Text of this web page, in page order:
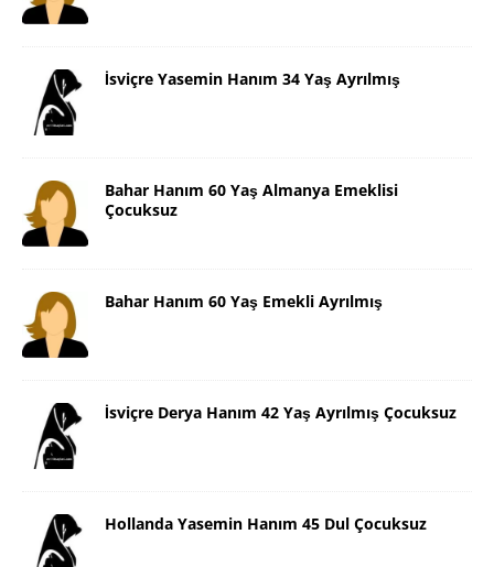
İsviçre Yasemin Hanım 34 Yaş Ayrılmış
Bahar Hanım 60 Yaş Almanya Emeklisi
Çocuksuz
Bahar Hanım 60 Yaş Emekli Ayrılmış
İsviçre Derya Hanım 42 Yaş Ayrılmış Çocuksuz
Hollanda Yasemin Hanım 45 Dul Çocuksuz